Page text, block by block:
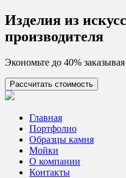
Skip
to
content
Изделия из
производителя
Экономьте до 40%
Рассчитать стоимость
Цех камня
Столешницы из
Главная
Портфолио
Образцы камня
Мойки
О компании
Контакты